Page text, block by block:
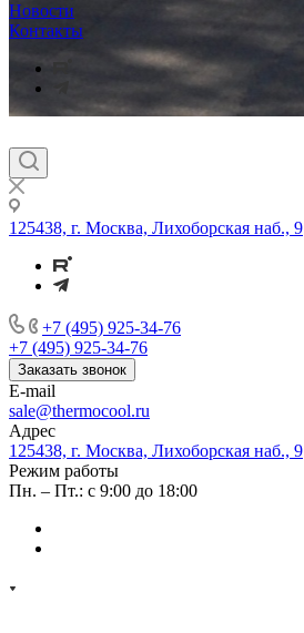
Новости
Контакты
125438, г. Москва, Лихоборская наб., 9
+7 (495) 925-34-76
+7 (495) 925-34-76
Заказать звонок
E-mail
sale@thermocool.ru
Адрес
125438, г. Москва, Лихоборская наб., 9
Режим работы
Пн. – Пт.: с 9:00 до 18:00